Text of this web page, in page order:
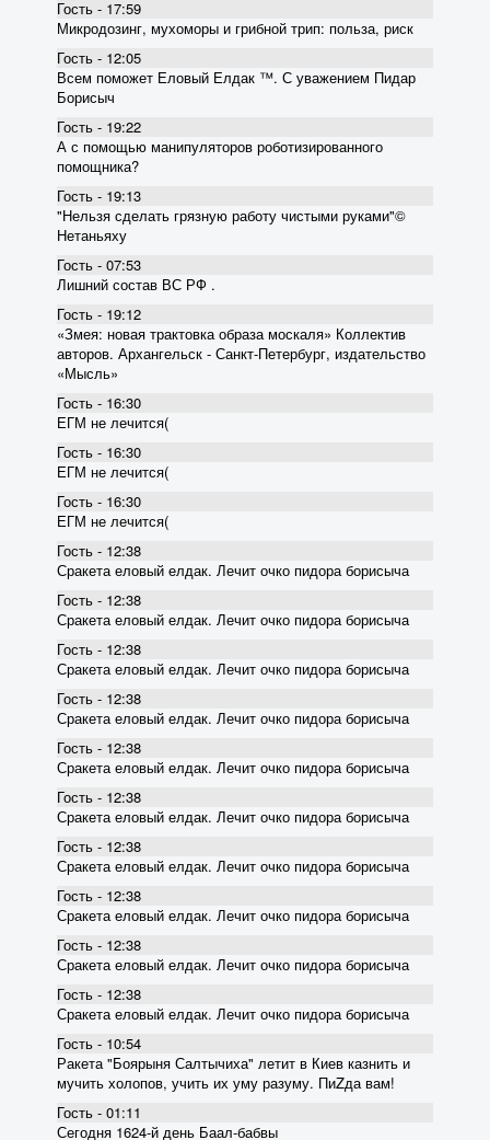
Гость - 17:59
Микродозинг, мухоморы и грибной трип: польза, риск
Гость - 12:05
Всем поможет Еловый Елдак ™. С уважением Пидар
Борисыч
Гость - 19:22
А с помощью манипуляторов роботизированного
помощника?
Гость - 19:13
"Нельзя сделать грязную работу чистыми руками"©
Нетаньяху
Гость - 07:53
Лишний состав ВС РФ .
Гость - 19:12
«Змея: новая трактовка образа москаля» Коллектив
авторов. Архангельск - Санкт-Петербург, издательство
«Мысль»
Гость - 16:30
ЕГМ не лечится(
Гость - 16:30
ЕГМ не лечится(
Гость - 16:30
ЕГМ не лечится(
Гость - 12:38
Сракета еловый елдак. Лечит очко пидора борисыча
Гость - 12:38
Сракета еловый елдак. Лечит очко пидора борисыча
Гость - 12:38
Сракета еловый елдак. Лечит очко пидора борисыча
Гость - 12:38
Сракета еловый елдак. Лечит очко пидора борисыча
Гость - 12:38
Сракета еловый елдак. Лечит очко пидора борисыча
Гость - 12:38
Сракета еловый елдак. Лечит очко пидора борисыча
Гость - 12:38
Сракета еловый елдак. Лечит очко пидора борисыча
Гость - 12:38
Сракета еловый елдак. Лечит очко пидора борисыча
Гость - 12:38
Сракета еловый елдак. Лечит очко пидора борисыча
Гость - 12:38
Сракета еловый елдак. Лечит очко пидора борисыча
Гость - 10:54
Ракета "Боярыня Салтычиха" летит в Киев казнить и
мучить холопов, учить их уму разуму. ПиZда вам!
Гость - 01:11
Сегодня 1624-й день Баал-бабвы